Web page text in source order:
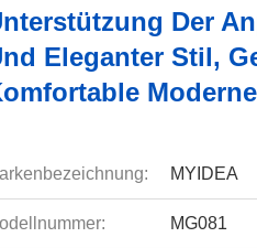
Der
Eleganter Stil,
MYIDEA
MG081